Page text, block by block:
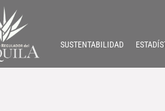
SUSTENTABILIDAD